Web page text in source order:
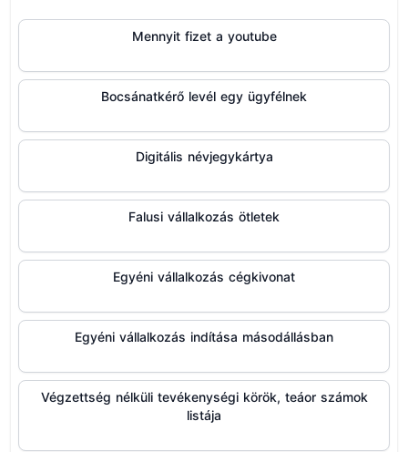
Mennyit fizet a youtube
Bocsánatkérő levél egy ügyfélnek
Digitális névjegykártya
Falusi vállalkozás ötletek
Egyéni vállalkozás cégkivonat
Egyéni vállalkozás indítása másodállásban
Végzettség nélküli tevékenységi körök, teáor számok
listája